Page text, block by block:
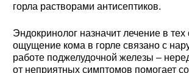
горла растворами антисептиков.
Эндокринолог назначит лечение в тех
ощущение кома в горле связано с
работе поджелудочной железы –
от неприятных симптомов помогает